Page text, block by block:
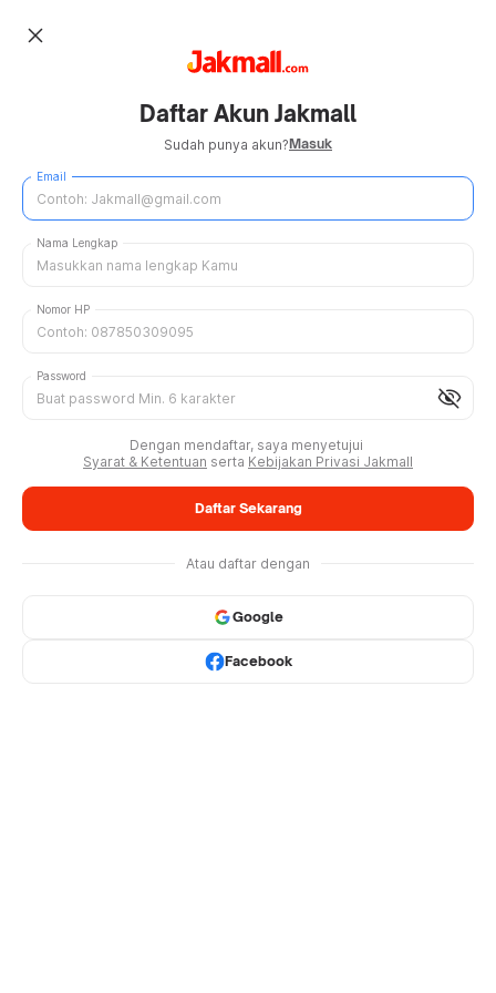
close
Daftar Akun Jakmall
Sudah punya akun?Masuk
Email
Nama Lengkap
Nomor HP
visibility_off
Password
Dengan mendaftar, saya menyetujui
Syarat & Ketentuan serta Kebijakan Privasi Jakmall
Daftar Sekarang
Atau daftar dengan
Google
Facebook